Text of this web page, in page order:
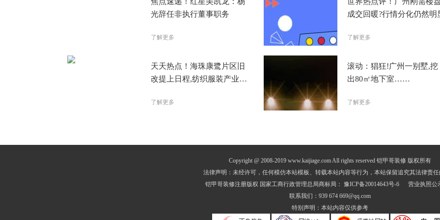
光辞任非执行董事职务
了解更多
成交回暖?行情分化仍然明
了解更多
天天热点！海珠康鹭片区旧
改提上日程,纺织服装产业转
了解更多
滚动：猖狂!广州一别墅,挖
出80㎡地下室……
了解更多
Copyright @ 2008-2019 www.kaijiage.com All rights reserved 铠甲哥装修 版权所有
法律声明：未经许可，任何模仿本站模板、转载本站内容等行为，本站保留追究其法律责任
铠甲哥装修注册版权 国家工商行政管理总局商标局： 豫ICP备20014643号-6
营业执照公
联系我们：939 674 669@qq.com
特别声明：本站内容仅供参考